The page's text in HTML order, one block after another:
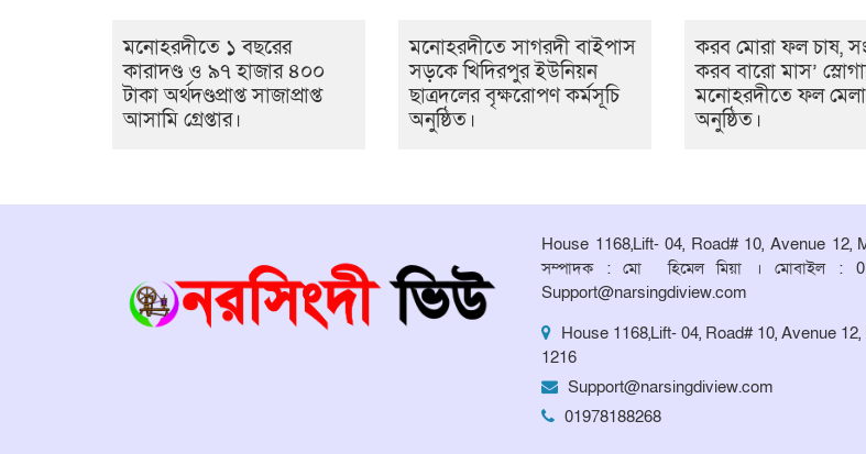
মনোহরদীতে ১ বছরের
কারাদণ্ড ও ৯৭ হাজার ৪০০
টাকা অর্থদণ্ডপ্রাপ্ত সাজাপ্রাপ্ত
আসামি গ্রেপ্তার।
মনোহরদীতে সাগরদী বাইপাস
সড়কে খিদিরপুর ইউনিয়ন
ছাত্রদলের বৃক্ষরোপণ কর্মসূচি
অনুষ্ঠিত।
করব মোরা ফল চাষ,
করব বারো মাস’
মনোহরদীতে ফল মেলা
অনুষ্ঠিত।
House 1168,Lift- 04, Road# 10, Avenue 12,
সম্পাদক : মো হিমেল মিয়া । মোবাইল :
Support@narsingdiview.com
House 1168,Lift- 04, Road# 10, Avenue
1216
Support@narsingdiview.com
01978188268